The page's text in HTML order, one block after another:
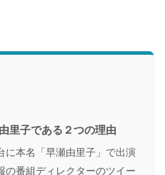
里子である２つの理由
に本名「早瀬由里子」で出演
の番組ディレクターのツイー